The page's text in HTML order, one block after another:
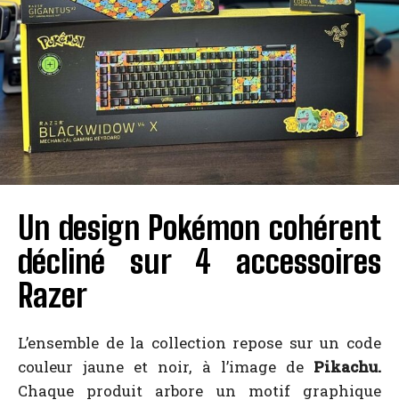
Un design Pokémon cohérent
décliné sur 4 accessoires
Razer
L’ensemble de la collection repose sur un code
couleur jaune et noir, à l’image de Pikachu.
Chaque produit arbore un motif graphique